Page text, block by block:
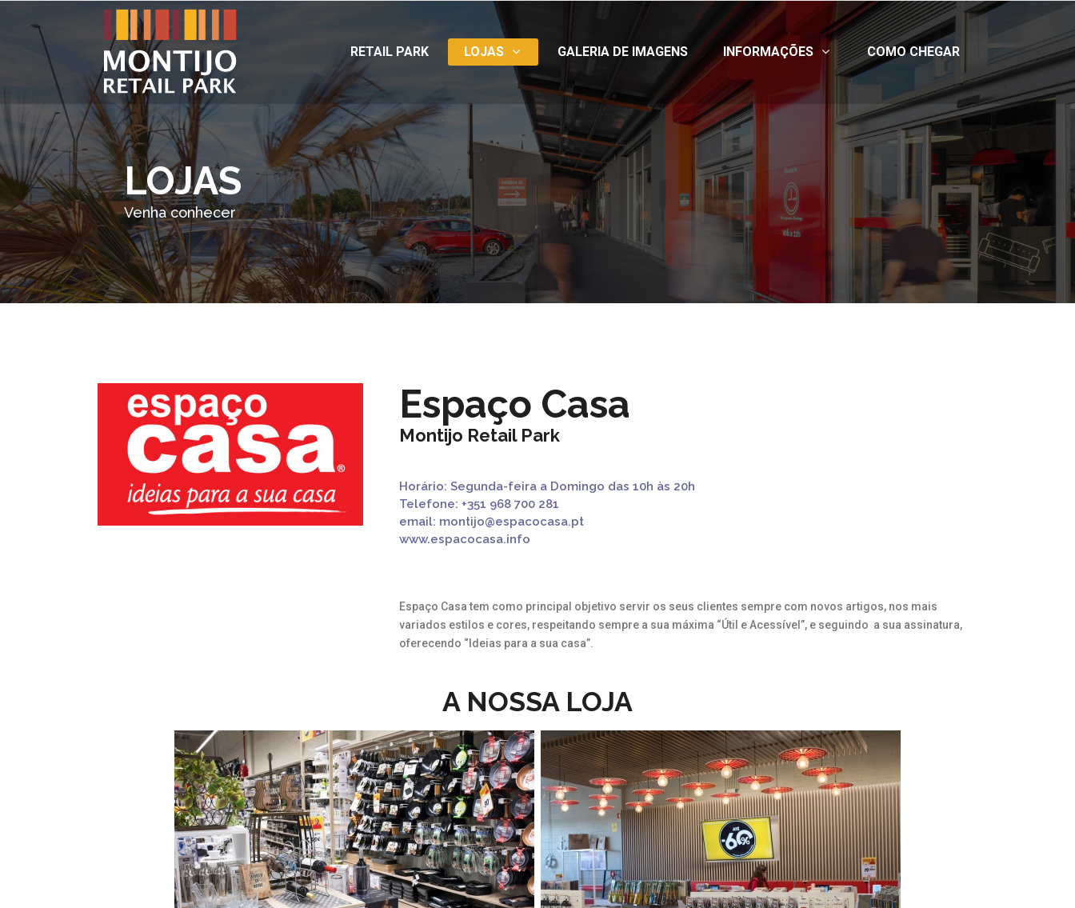
RETAIL PARK LOJAS GALERIA DE IMAGENS INFORMAÇÕES COMO CHEGAR
LOJAS
Venha conhecer
Espaço Casa
Montijo Retail Park
Horário: Segunda-feira a Domingo das 10h às 20h
Telefone: +351 968 700 281
email: montijo@espacocasa.pt
www.espacocasa.info
Espaço Casa tem como principal objetivo servir os seus clientes sempre com novos artigos, nos mais
variados estilos e cores, respeitando sempre a sua máxima “Útil e Acessível”, e seguindo a sua assinatura,
oferecendo “Ideias para a sua casa”.
A NOSSA LOJA